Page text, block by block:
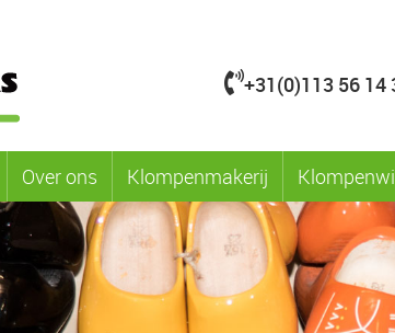
+31(0)113 56 14
Over ons Klompenmakerij